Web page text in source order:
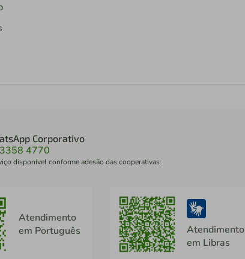
Corporativo
4770
disponível conforme adesão das cooperativas
Atendimento
em Português
Atendimento
em Libras